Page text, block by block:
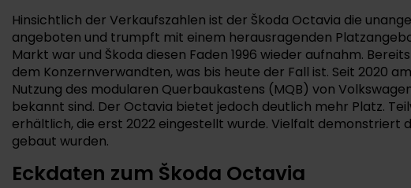
Hinsichtlich der Verkaufszahlen ist der Škoda Octavia die
angeboten und trumpft mit einem herausragenden
Markt war und Škoda diesen Faden 1996 wieder aufnahm.
dem Konzernverwandten, was bis heute der Fall ist. Seit 2020
Nutzung des modularen Querbaukastens (MQB) von
bekannt sind. Der Octavia bietet jedoch deutlich mehr Platz.
erhältlich, die erst 2022 eingestellt wurde. Vielfalt demonstriert
gebaut wurden.
Eckdaten zum Škoda Octavia